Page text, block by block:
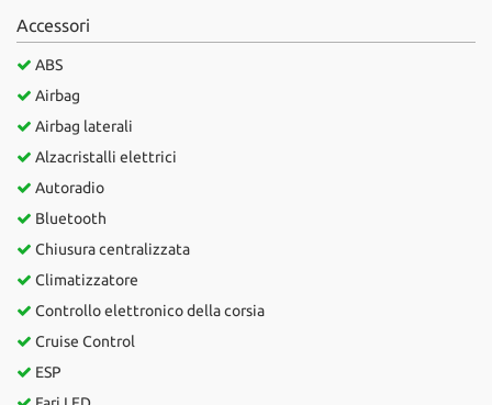
Accessori
ABS
Airbag
Airbag laterali
Alzacristalli elettrici
Autoradio
Bluetooth
Chiusura centralizzata
Climatizzatore
Controllo elettronico della corsia
Cruise Control
ESP